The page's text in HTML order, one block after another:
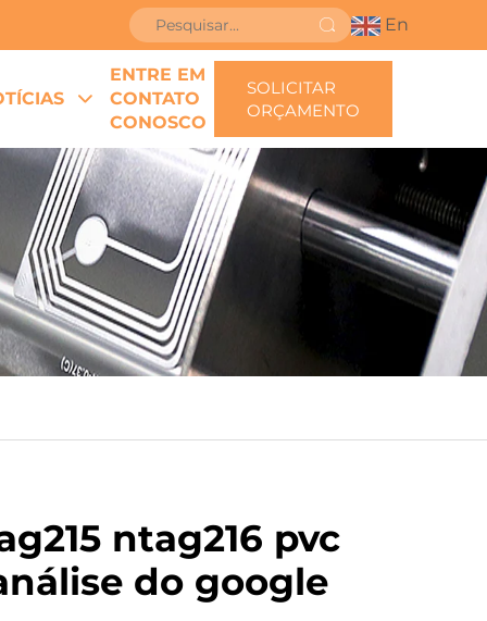
En
ENTRE EM
CONTATO
CONOSCO
SOLICITAR
ORÇAMENTO
ntag216 pvc
do google